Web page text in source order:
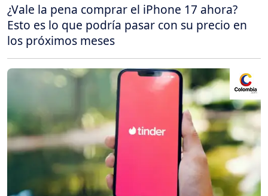
¿Vale la pena comprar el iPhone 17 ahora?
Esto es lo que podría pasar con su precio en
los próximos meses